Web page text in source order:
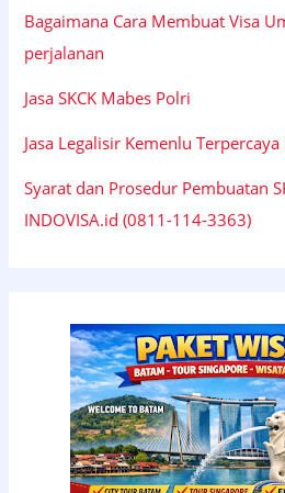
Bagaimana Cara Membuat Visa
perjalanan
Jasa SKCK Mabes Polri
Jasa Legalisir Kemenlu
Syarat dan Prosedur Pembuatan
INDOVISA.id (0811-114-3363)